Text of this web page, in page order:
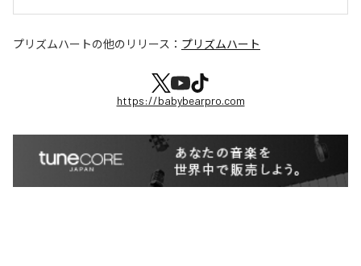
プリズムハートの他のリリース： プリズムハート
https://babybearpro.com